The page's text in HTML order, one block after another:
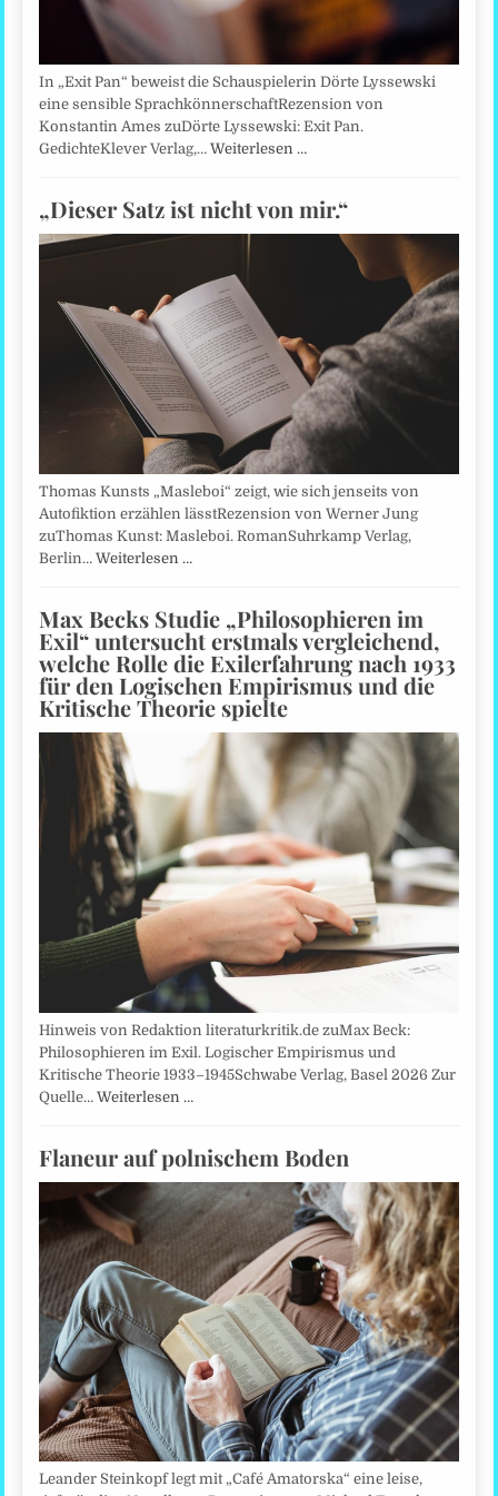
In „Exit Pan“ beweist die Schauspielerin Dörte Lyssewski
eine sensible SprachkönnerschaftRezension von
Konstantin Ames zuDörte Lyssewski: Exit Pan.
GedichteKlever Verlag,…Weiterlesen …
„Dieser Satz ist nicht von mir.“
Thomas Kunsts „Masleboi“ zeigt, wie sich jenseits von
Autofiktion erzählen lässtRezension von Werner Jung
zuThomas Kunst: Masleboi. RomanSuhrkamp Verlag,
Berlin…Weiterlesen …
Max Becks Studie „Philosophieren im
Exil“ untersucht erstmals vergleichend,
welche Rolle die Exilerfahrung nach 1933
für den Logischen Empirismus und die
Kritische Theorie spielte
Hinweis von Redaktion literaturkritik.de zuMax Beck:
Philosophieren im Exil. Logischer Empirismus und
Kritische Theorie 1933–1945Schwabe Verlag, Basel 2026 Zur
Quelle…Weiterlesen …
Flaneur auf polnischem Boden
Leander Steinkopf legt mit „Café Amatorska“ eine leise,